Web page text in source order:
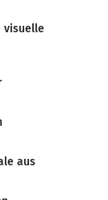
visuelle
aus